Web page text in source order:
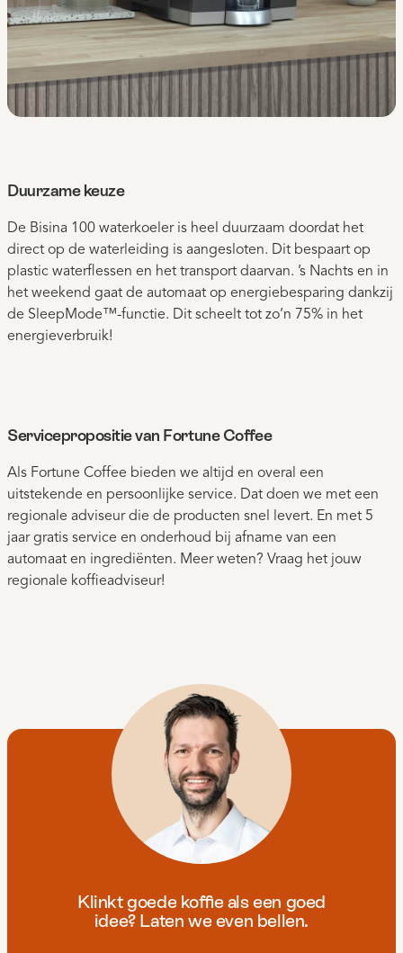
Duurzame keuze
De Bisina 100 waterkoeler is heel duurzaam doordat het
direct op de waterleiding is aangesloten. Dit bespaart op
plastic waterflessen en het transport daarvan. ’s Nachts en in
het weekend gaat de automaat op energiebesparing dankzij
de SleepMode™-functie. Dit scheelt tot zo’n 75% in het
energieverbruik!
Servicepropositie van Fortune Coffee
Als Fortune Coffee bieden we altijd en overal een
uitstekende en persoonlijke service. Dat doen we met een
regionale adviseur die de producten snel levert. En met 5
jaar gratis service en onderhoud bij afname van een
automaat en ingrediënten. Meer weten? Vraag het jouw
regionale koffieadviseur!
Klinkt goede koffie als een goed
idee? Laten we even bellen.